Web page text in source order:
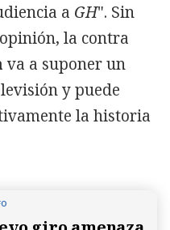
a GH". Sin
la contra
va a suponer un
y puede
la historia